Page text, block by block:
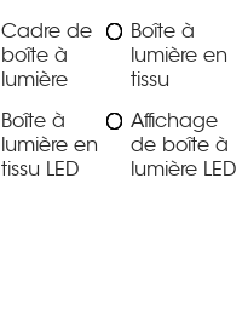
Cadre de
boîte à
lumière
Boîte à
lumière en
tissu
Boîte à
lumière en
tissu LED
Affichage
de boîte à
lumière LED